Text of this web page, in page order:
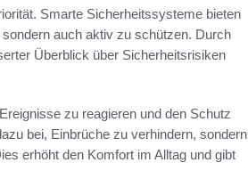
Smarte Sicherheitssysteme bieten
auch aktiv zu schützen. Durch
Überblick über Sicherheitsrisiken
zu reagieren und den Schutz
bei, Einbrüche zu verhindern, sondern
erhöht den Komfort im Alltag und gibt